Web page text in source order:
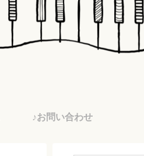
♪お問い合わせ